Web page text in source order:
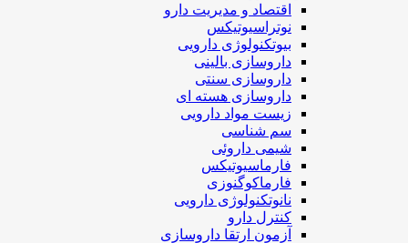
اقتصاد و مديريت دارو
نوتراسیوتیکس
بيوتكنولوژی دارویی
داروسازی بالينی
داروسازی سنتی
داروسازی هسته ای
زیست مواد دارویی
سم شناسی
شيمی داروئی
فارماسيوتيكس
فارماكوگنوزی
نانوتکنولوژی دارویی
كنترل دارو
آزمون ارتقا داروسازی